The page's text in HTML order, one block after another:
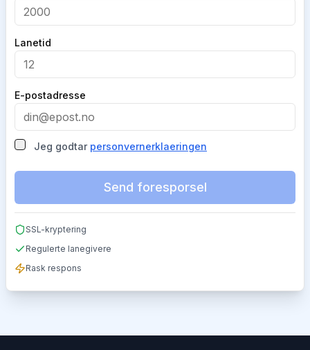
Lanetid
E-postadresse
Jeg godtar personvernerklaeringen
Send foresporsel
SSL-kryptering
Regulerte lanegivere
Rask respons